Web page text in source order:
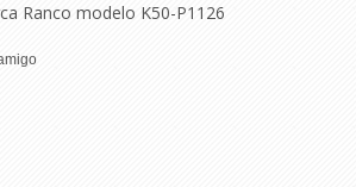
Ranco modelo K50-P1126